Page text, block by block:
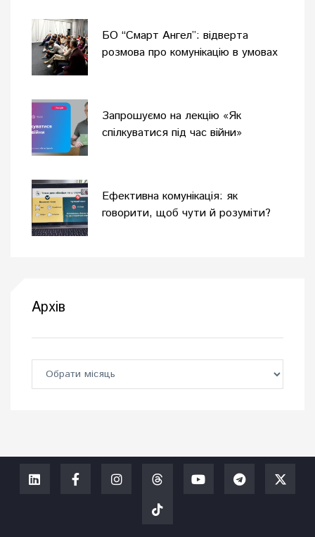
БО “Смарт Ангел”: відверта
розмова про комунікацію в умовах
Запрошуємо на лекцію «Як
спілкуватися під час війни»
Ефективна комунікація: як
говорити, щоб чути й розуміти?
Архів